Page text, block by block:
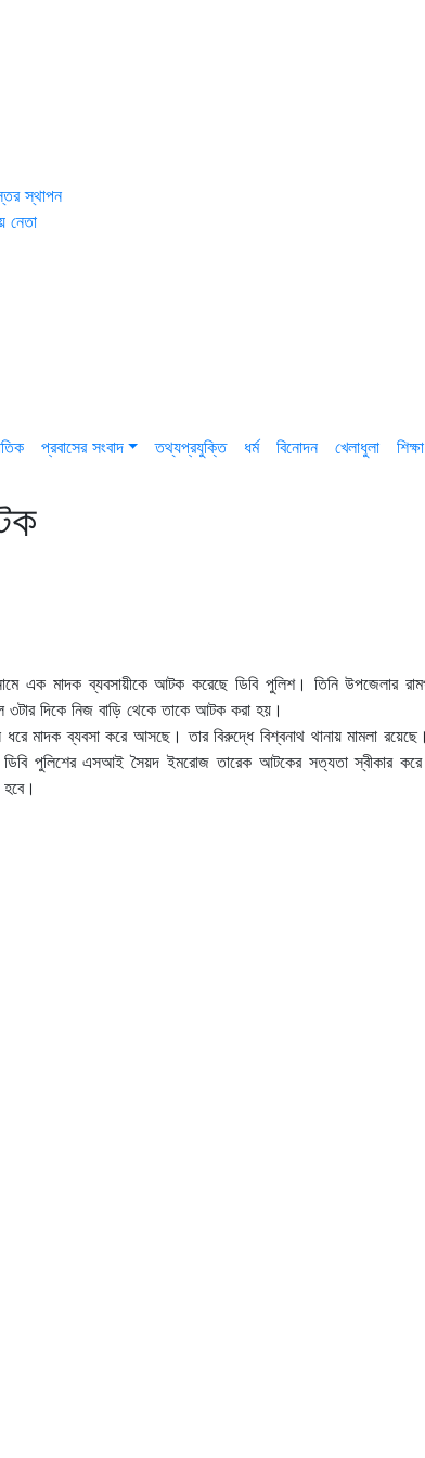
স্থাপন
নেতা
প্রবাসের সংবাদ তথ্যপ্রযুক্তি ধর্ম বিনোদন খেলাধুলা শিক্ষা
এক মাদক ব্যবসায়ীকে আটক করেছে ডিবি পুলিশ। তিনি উপজেলার
দিকে নিজ বাড়ি থেকে তাকে আটক করা হয়।
মাদক ব্যবসা করে আসছে। তার বিরুদ্ধে বিশ্বনাথ থানায় মামলা
পুলিশের এসআই সৈয়দ ইমরোজ তারেক আটকের সত্যতা স্বীকার করে
হবে।